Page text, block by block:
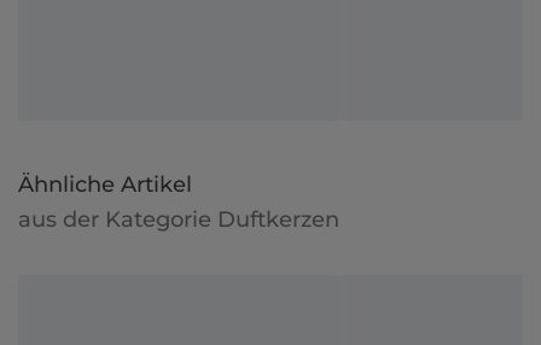
Ähnliche Artikel
aus der Kategorie Duftkerzen